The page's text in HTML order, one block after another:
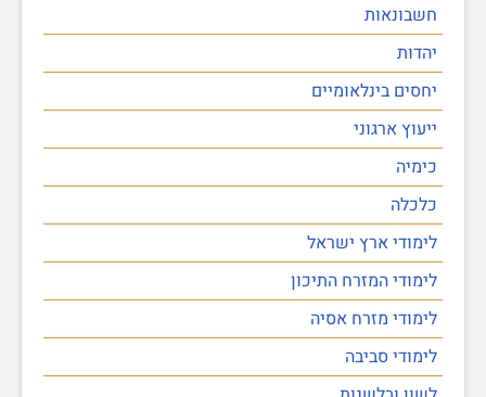
חשבונאות
יהדות
יחסים בינלאומיים
ייעוץ ארגוני
כימיה
כלכלה
לימודי ארץ ישראל
לימודי המזרח התיכון
לימודי מזרח אסיה
לימודי סביבה